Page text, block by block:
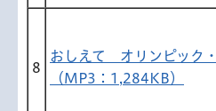
8
おしえて オリンピック
（MP3：1,284KB）